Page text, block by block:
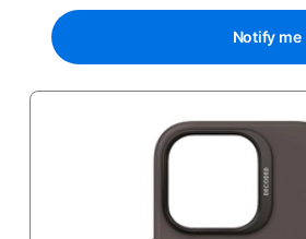
Notify me